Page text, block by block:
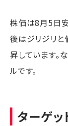
株価は8月5日
後はジリジリ
昇しています。
ルです。
ターゲッ